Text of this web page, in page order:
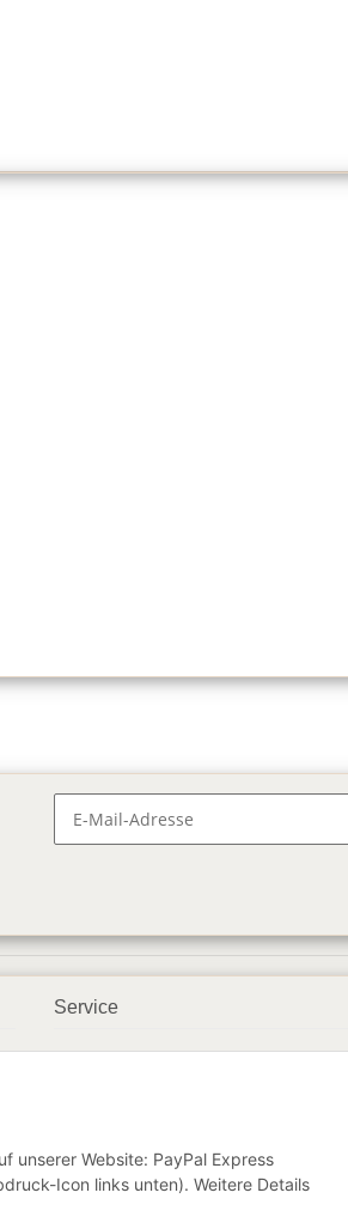
Service
unserer Website: PayPal Express
Icon links unten). Weitere Details